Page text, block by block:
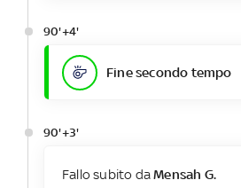
90'+4'
Fine secondo tempo
90'+3'
Fallo subito daMensah G.